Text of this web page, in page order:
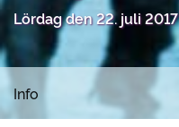
Lördag den 22. juli 2017
Info